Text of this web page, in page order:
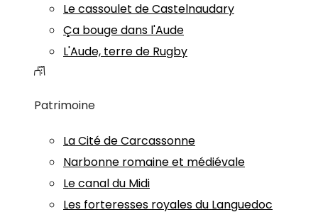
Le cassoulet de Castelnaudary
Ça bouge dans l'Aude
L'Aude, terre de Rugby
Patrimoine
La Cité de Carcassonne
Narbonne romaine et médiévale
Le canal du Midi
Les forteresses royales du Languedoc